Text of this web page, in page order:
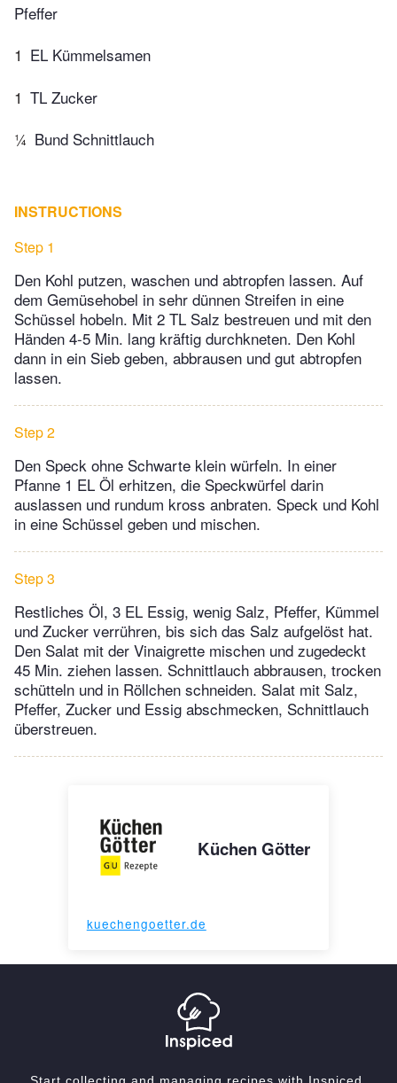
Pfeffer
1 EL Kümmelsamen
1 TL Zucker
¼ Bund Schnittlauch
INSTRUCTIONS
Step 1
Den Kohl putzen, waschen und abtropfen lassen. Auf
dem Gemüsehobel in sehr dünnen Streifen in eine
Schüssel hobeln. Mit 2 TL Salz bestreuen und mit den
Händen 4-5 Min. lang kräftig durchkneten. Den Kohl
dann in ein Sieb geben, abbrausen und gut abtropfen
lassen.
Step 2
Den Speck ohne Schwarte klein würfeln. In einer
Pfanne 1 EL Öl erhitzen, die Speckwürfel darin
auslassen und rundum kross anbraten. Speck und Kohl
in eine Schüssel geben und mischen.
Step 3
Restliches Öl, 3 EL Essig, wenig Salz, Pfeffer, Kümmel
und Zucker verrühren, bis sich das Salz aufgelöst hat.
Den Salat mit der Vinaigrette mischen und zugedeckt
45 Min. ziehen lassen. Schnittlauch abbrausen, trocken
schütteln und in Röllchen schneiden. Salat mit Salz,
Pfeffer, Zucker und Essig abschmecken, Schnittlauch
überstreuen.
Küchen Götter
kuechengoetter.de